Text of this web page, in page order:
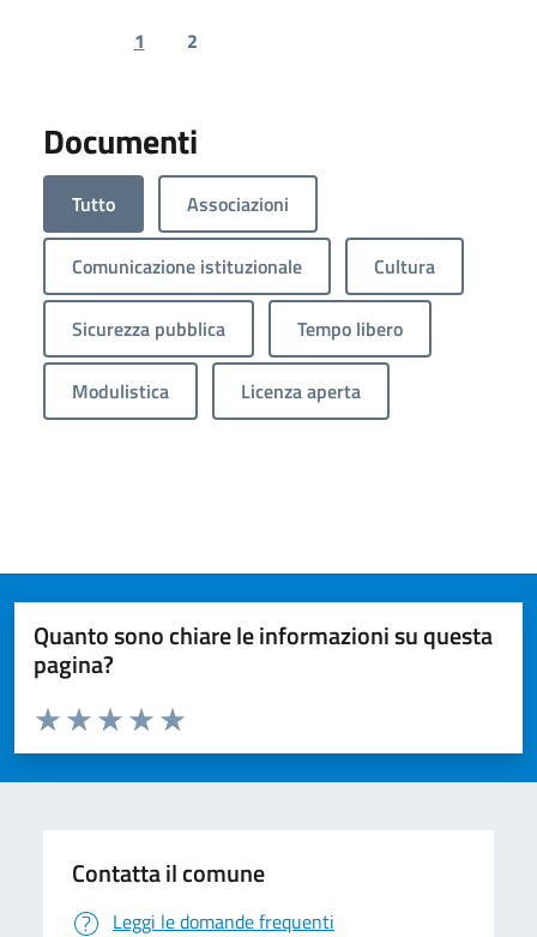
Previous page
1 2
Documenti
Tutto Associazioni
Comunicazione istituzionale Cultura
Sicurezza pubblica Tempo libero
Modulistica Licenza aperta
Quanto sono chiare le informazioni su questa
pagina?
Valuta da 1 a 5 stelle la pagina
Valuta 5 stelle su 5
Valuta 4 stelle su 5
Valuta 3 stelle su 5
Valuta 2 stelle su 5
Valuta 1 stelle su 5
Contatta il comune
Leggi le domande frequenti